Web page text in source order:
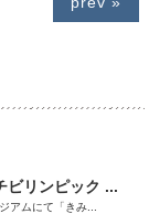
ビリンピック ...
アムにて「きみ...